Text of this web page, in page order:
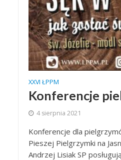
XXVI ŁPPM
Konferencje
4 sierpnia 2021
Konferencje dla
Pieszej Pielgrzymki na
Andrzej Lisiak SP